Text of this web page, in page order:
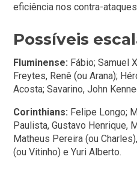
eficiência nos contra-
Possíveis
Fluminense: Fábio; Samuel
Freytes, Renê (ou Arana);
Acosta; Savarino, John
Corinthians: Felipe Longo;
Paulista, Gustavo Henrique,
Matheus Pereira (ou
(ou Vitinho) e Yuri Alberto.